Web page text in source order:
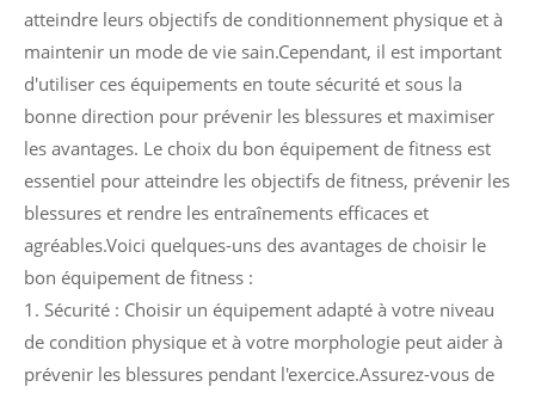
atteindre leurs objectifs de conditionnement physique et à
maintenir un mode de vie sain.Cependant, il est important
d'utiliser ces équipements en toute sécurité et sous la
bonne direction pour prévenir les blessures et maximiser
les avantages. Le choix du bon équipement de fitness est
essentiel pour atteindre les objectifs de fitness, prévenir les
blessures et rendre les entraînements efficaces et
agréables.Voici quelques-uns des avantages de choisir le
bon équipement de fitness :
1. Sécurité : Choisir un équipement adapté à votre niveau
de condition physique et à votre morphologie peut aider à
prévenir les blessures pendant l'exercice.Assurez-vous de